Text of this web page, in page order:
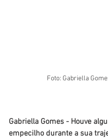
Foto: Gabriella
Gabriella Gomes - Houve
empecilho durante a sua